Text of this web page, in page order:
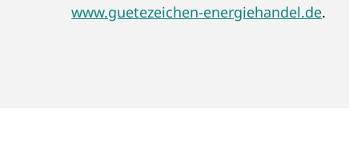
www.guetezeichen-energiehandel.de.